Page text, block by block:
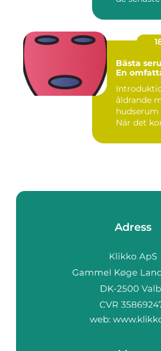
Bästa
En
åldrande
hudserum
När det
Adress
web: